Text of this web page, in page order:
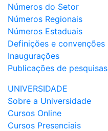
Números do Setor
Números Regionais
Números Estaduais
Definições e convenções
Inaugurações
Publicações de pesquisas
UNIVERSIDADE
Sobre a Universidade
Cursos Online
Cursos Presenciais